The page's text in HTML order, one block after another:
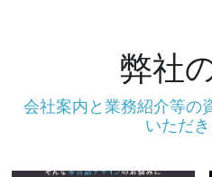
弊社
会社案内と業務紹介等の
いただき